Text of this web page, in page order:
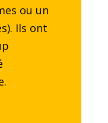
ou un
Ils ont